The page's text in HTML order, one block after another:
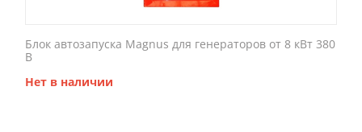
Блок автозапуска Magnus для генераторов от 8 кВт 380
В
Нет в наличии